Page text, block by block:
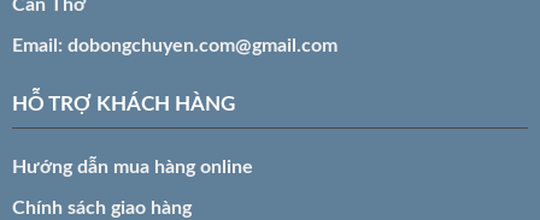
Cần Thơ
Email: dobongchuyen.com@gmail.com
HỖ TRỢ KHÁCH HÀNG
Hướng dẫn mua hàng online
Chính sách giao hàng